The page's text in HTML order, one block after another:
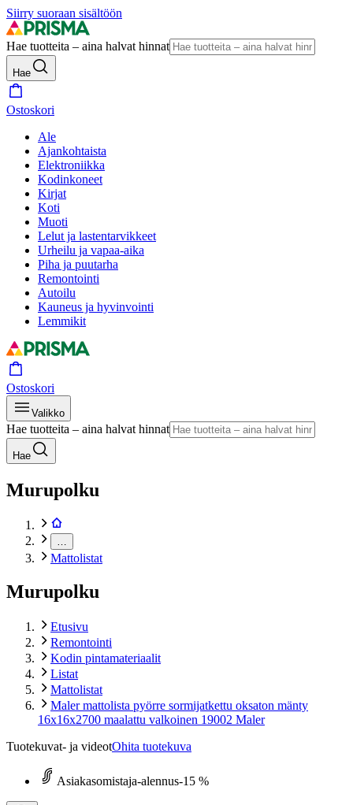
Siirry suoraan sisältöön
Hae tuotteita – aina halvat hinnat
Hae
Ostoskori
Ale
Ajankohtaista
Elektroniikka
Kodinkoneet
Kirjat
Koti
Muoti
Lelut ja lastentarvikkeet
Urheilu ja vapaa-aika
Piha ja puutarha
Remontointi
Autoilu
Kauneus ja hyvinvointi
Lemmikit
Ostoskori
Valikko
Hae tuotteita – aina halvat hinnat
Hae
Murupolku
Mattolistat
Murupolku
Etusivu
Remontointi
Kodin pintamateriaalit
Listat
Mattolistat
Maler mattolista pyörre sormijatkettu oksaton mänty
16x16x2700 maalattu valkoinen 19002 Maler
Tuotekuvat- ja videotOhita tuotekuva
Asiakasomistaja-alennus-15 %